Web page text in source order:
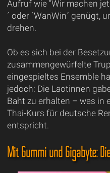
Aufruf wie "Wir machen
´ oder ´WanWin´ genügt,
drehen.
Ob es sich bei der
zusammengewürfelte
eingespieltes Ensemble
jedoch: Die Laotinnen
Baht zu erhalten – was in
Thai-Kurs für deutsche
entspricht.
Mit Gummi und Gigabyte: